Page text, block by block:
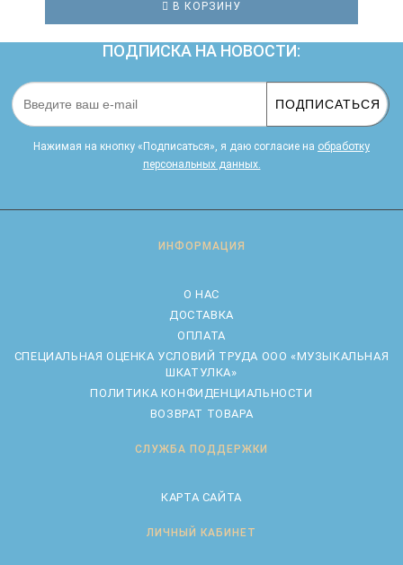
В КОРЗИНУ
ПОДПИСКА НА НОВОСТИ:
ПОДПИСАТЬСЯ
Нажимая на кнопку «Подписаться», я даю cогласие на обработку
персональных данных.
ИНФОРМАЦИЯ
О НАС
ДОСТАВКА
ОПЛАТА
CПЕЦИАЛЬНАЯ ОЦЕНКА УСЛОВИЙ ТРУДА ООО «МУЗЫКАЛЬНАЯ
ШКАТУЛКА»
ПОЛИТИКА КОНФИДЕНЦИАЛЬНОСТИ
ВОЗВРАТ ТОВАРА
СЛУЖБА ПОДДЕРЖКИ
КАРТА САЙТА
ЛИЧНЫЙ КАБИНЕТ